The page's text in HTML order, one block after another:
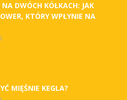
DWÓCH KÓŁKACH: JAK
KTÓRY WPŁYNIE NA
MIĘŚNIE KEGLA?